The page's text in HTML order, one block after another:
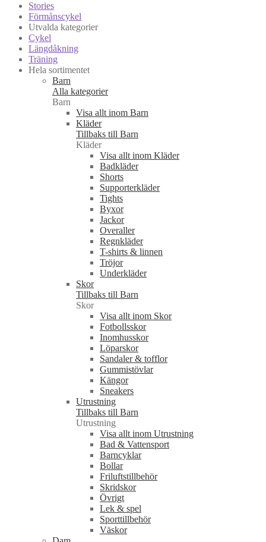
Stories
Förmånscykel
Utvalda kategorier
Cykel
Längdåkning
Träning
Hela sortimentet
Barn
Alla kategorier
Barn
Visa allt inom Barn
Kläder
Tillbaks till Barn
Kläder
Visa allt inom Kläder
Badkläder
Shorts
Supporterkläder
Tights
Byxor
Jackor
Overaller
Regnkläder
T-shirts & linnen
Tröjor
Underkläder
Skor
Tillbaks till Barn
Skor
Visa allt inom Skor
Fotbollsskor
Inomhusskor
Löparskor
Sandaler & tofflor
Gummistövlar
Kängor
Sneakers
Utrustning
Tillbaks till Barn
Utrustning
Visa allt inom Utrustning
Bad & Vattensport
Barncyklar
Bollar
Friluftstillbehör
Skridskor
Övrigt
Lek & spel
Sporttillbehör
Väskor